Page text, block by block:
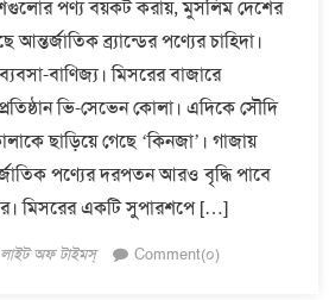
পণ্য বয়কট করায়, মুসলিম দেশের
আন্তর্জাতিক ব্র্যান্ডের পণ্যের চাহিদা।
বাণিজ্য। মিসরের বাজারে
ভি-সেভেন কোলা। এদিকে সৌদি
ছাড়িয়ে গেছে ‘কিনজা’। গাজায়
পণ্যের দরপতন আরও বৃদ্ধি পাবে
মিসরের একটি সুপারশপে […]
Author
লাইট অফ টাইমস্ Comment(০)